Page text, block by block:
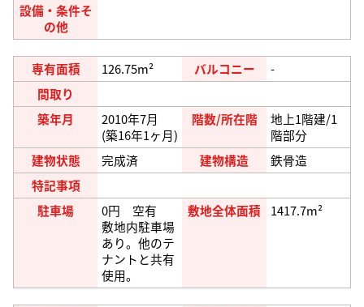
設備・条件そ
の他
専有面積 126.75m² バルコニー
-
間取り
築年月
2010年7月
(築16年1ヶ月)
階数/所在階
地上1階建/1
階部分
建物状態
完成済 建物構造
鉄骨造
特記事項
駐車場
0円 空有
敷地内駐車場
あり。他のテ
ナントと共有
使用。
敷地全体面積 1417.7m²